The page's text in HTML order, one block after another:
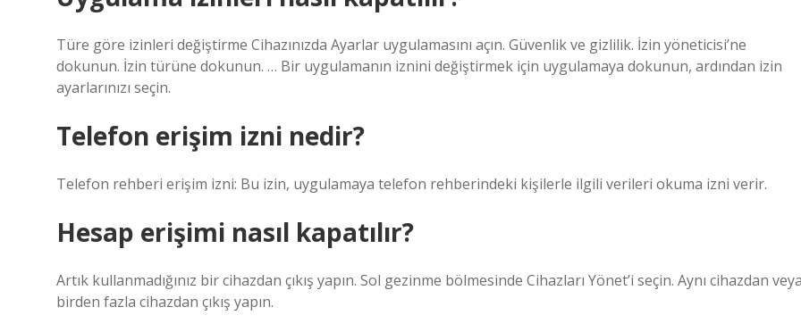
Türe göre izinleri değiştirme Cihazınızda Ayarlar uygulamasını açın. Güvenlik ve gizlilik. İzin yöneticisi’ne
dokunun. İzin türüne dokunun. … Bir uygulamanın iznini değiştirmek için uygulamaya dokunun, ardından izin
ayarlarınızı seçin.
Telefon erişim izni nedir?
Telefon rehberi erişim izni: Bu izin, uygulamaya telefon rehberindeki kişilerle ilgili verileri okuma izni verir.
Hesap erişimi nasıl kapatılır?
Artık kullanmadığınız bir cihazdan çıkış yapın. Sol gezinme bölmesinde Cihazları Yönet’i seçin. Aynı cihazdan
birden fazla cihazdan çıkış yapın.